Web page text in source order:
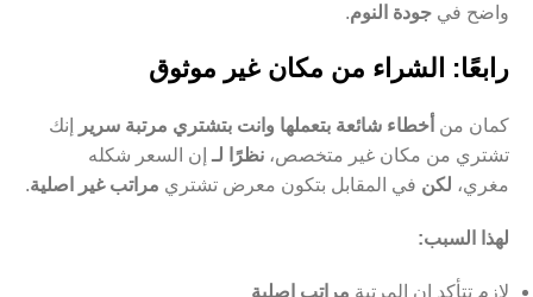
واضح في جودة النوم.
رابعًا: الشراء من مكان غير موثوق
كمان من أخطاء شائعة بتعملها وانت بتشتري مرتبة سرير
إنك
تشتري من مكان غير متخصص، نظرًا لـ إن السعر شكله
مغري، لكن في المقابل بتكون معرض تشتري مراتب غير اصلية.
لهذا السبب:
لازم تتأكد إن المرتبة مراتب اصلية